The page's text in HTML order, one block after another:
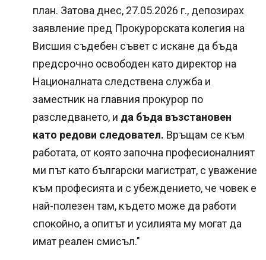
план. Затова днес, 27.05.2026 г., депозирах
заявление пред Прокурорската колегия на
Висшия съдебен съвет с искане да бъда
предсрочно освободен като директор на
Националната следствена служба и
заместник на главния прокурор по
разследването, и да бъда възстановен
като редови следовател. Връщам се към
работата, от която започна професионалният
ми път като български магистрат, с уважение
към професията и с убеждението, че човек е
най-полезен там, където може да работи
спокойно, а опитът и усилията му могат да
имат реален смисъл."